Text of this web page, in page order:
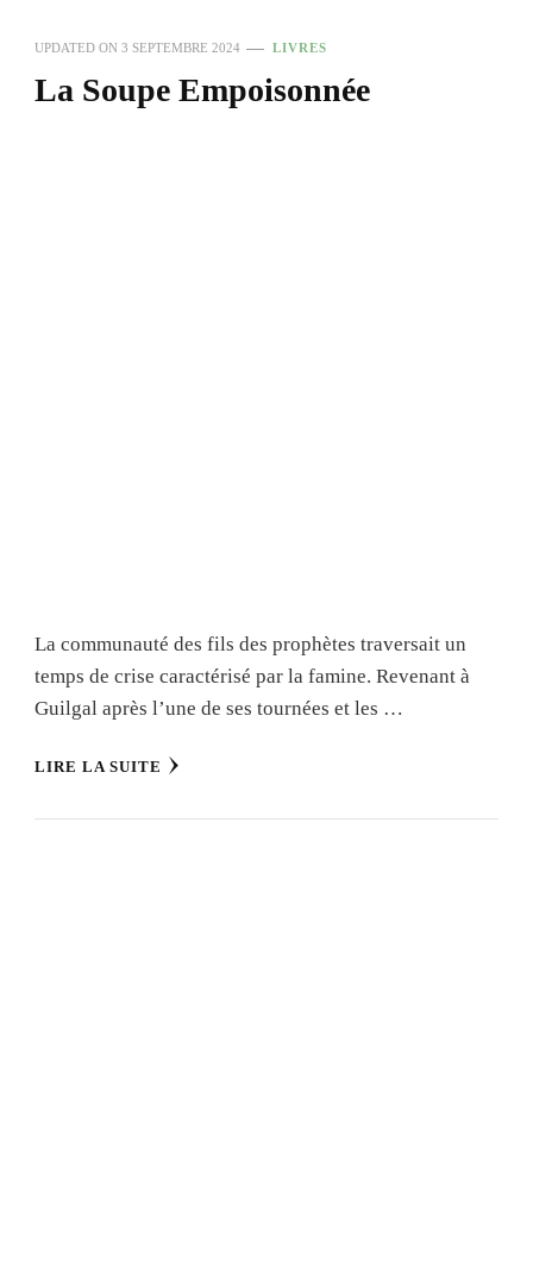
UPDATED ON 3 SEPTEMBRE 2024 LIVRES
La Soupe Empoisonnée
La communauté des fils des prophètes traversait un
temps de crise caractérisé par la famine. Revenant à
Guilgal après l’une de ses tournées et les …
LIRE LA SUITE